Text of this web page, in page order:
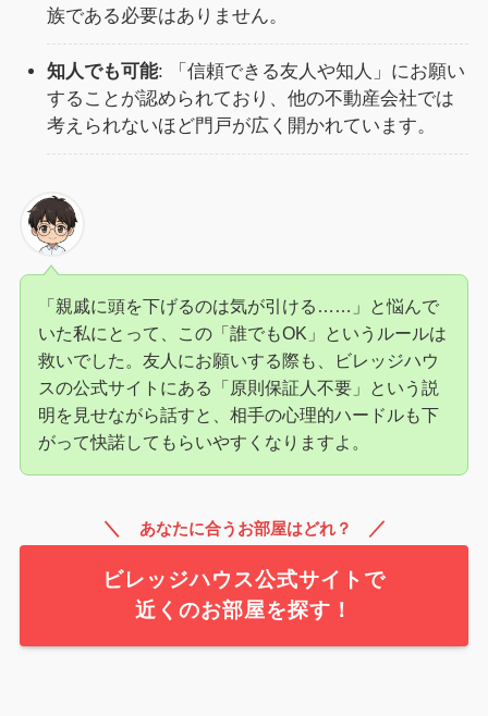
族である必要はありません。
知人でも可能: 「信頼できる友人や知人」にお願い
することが認められており、他の不動産会社では
考えられないほど門戸が広く開かれています。
「親戚に頭を下げるのは気が引ける……」と悩んで
いた私にとって、この「誰でもOK」というルールは
救いでした。友人にお願いする際も、ビレッジハウ
スの公式サイトにある「原則保証人不要」という説
明を見せながら話すと、相手の心理的ハードルも下
がって快諾してもらいやすくなりますよ。
＼ あなたに合うお部屋はどれ？ ／
ビレッジハウス公式サイトで
近くのお部屋を探す！